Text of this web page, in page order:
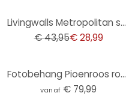
Livingwalls Metropolitan stories THE WALL vogel behang
€ 43,95€ 28,99
Fotobehang Pioenroos roze - Haase
vanaf € 79,99